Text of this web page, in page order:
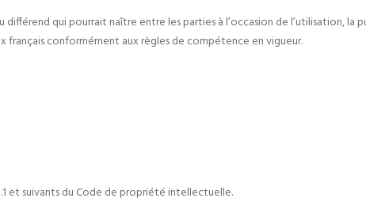
qui pourrait naître entre les parties à l’occasion de l’utilisation, la
français conformément aux règles de compétence en vigueur.
et suivants du Code de propriété intellectuelle.